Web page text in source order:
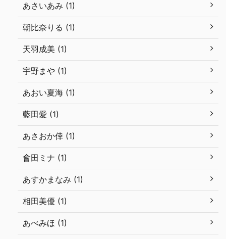
あさいあみ (1)
朝比奈りる (1)
天羽成美 (1)
宇野まや (1)
あおい夏海 (1)
藍田愛 (1)
あさおか倖 (1)
會田ミナ (1)
あすかまなみ (1)
相田美優 (1)
あべみほ (1)